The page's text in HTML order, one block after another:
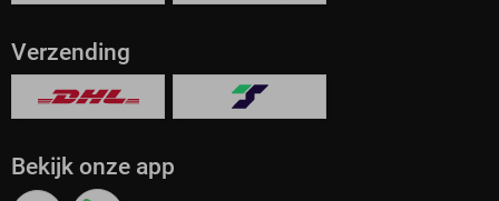
Verzending
Bekijk onze app